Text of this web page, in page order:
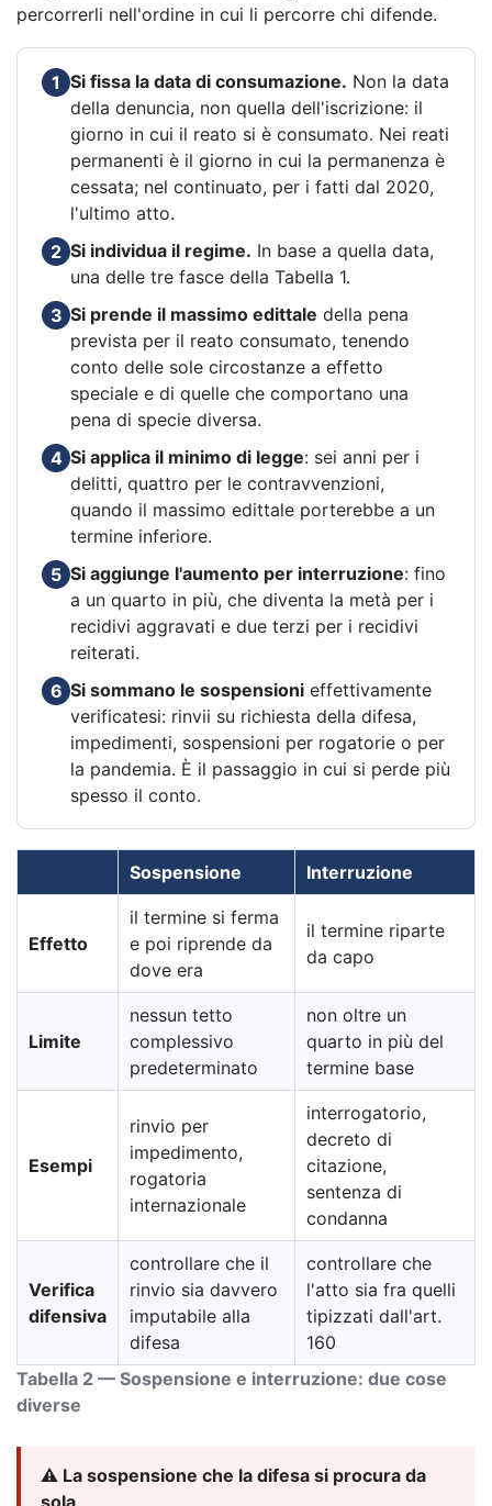
percorrerli nell'ordine in cui li percorre chi difende.
1 Si fissa la data di consumazione. Non la data
della denuncia, non quella dell'iscrizione: il
giorno in cui il reato si è consumato. Nei reati
permanenti è il giorno in cui la permanenza è
cessata; nel continuato, per i fatti dal 2020,
l'ultimo atto.
2 Si individua il regime. In base a quella data,
una delle tre fasce della Tabella 1.
3 Si prende il massimo edittale della pena
prevista per il reato consumato, tenendo
conto delle sole circostanze a effetto
speciale e di quelle che comportano una
pena di specie diversa.
4 Si applica il minimo di legge: sei anni per i
delitti, quattro per le contravvenzioni,
quando il massimo edittale porterebbe a un
termine inferiore.
5 Si aggiunge l'aumento per interruzione: fino
a un quarto in più, che diventa la metà per i
recidivi aggravati e due terzi per i recidivi
reiterati.
6 Si sommano le sospensioni effettivamente
verificatesi: rinvii su richiesta della difesa,
impedimenti, sospensioni per rogatorie o per
la pandemia. È il passaggio in cui si perde più
spesso il conto.
Tabella 2 — Sospensione e interruzione: due cose
diverse
Sospensione Interruzione
Effetto
il termine si ferma
e poi riprende da
dove era
il termine riparte
da capo
Limite
nessun tetto
complessivo
predeterminato
non oltre un
quarto in più del
termine base
Esempi
rinvio per
impedimento,
rogatoria
internazionale
interrogatorio,
decreto di
citazione,
sentenza di
condanna
Verifica
difensiva
controllare che il
rinvio sia davvero
imputabile alla
difesa
controllare che
l'atto sia fra quelli
tipizzati dall'art.
160
⚠️ La sospensione che la difesa si procura da
sola